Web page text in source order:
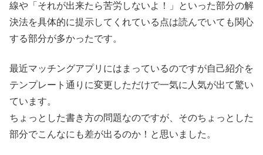
線や「それが出来たら苦労しないよ！」といった部分の解
決法を具体的に提示してくれている点は読んでいても関心
する部分が多かったです。
最近マッチングアプリにはまっているのですが自己紹介を
テンプレート通りに変更しただけで一気に人気が出て驚い
ています。
ちょっとした書き方の問題なのですが、そのちょっとした
部分でこんなにも差が出るのか！と思いました。